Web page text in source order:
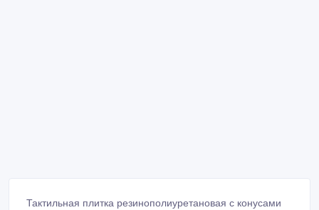
Тактильная плитка резинополиуретановая с конусами